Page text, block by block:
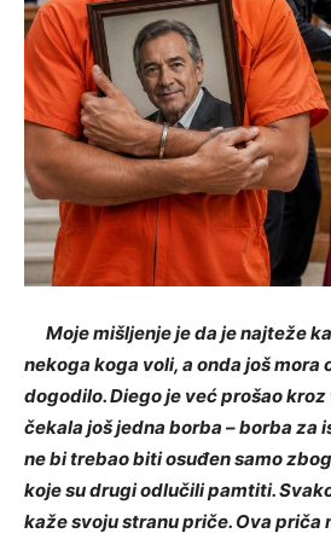
Moje mišljenje je da je najteže
nekoga koga voli, a onda još
dogodilo. Diego je već prošao
čekala još jedna borba – borba za
ne bi trebao biti osuđen samo
koje su drugi odlučili pamtiti.
kaže svoju stranu priče. Ova priča